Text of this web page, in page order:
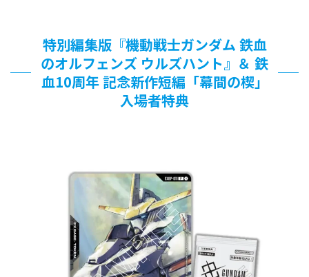
特別編集版『機動戦士ガンダム 鉄血
のオルフェンズ ウルズハント』＆ 鉄
血10周年 記念新作短編「幕間の楔」
入場者特典